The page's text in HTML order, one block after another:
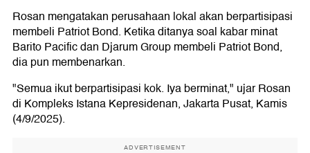
Rosan mengatakan perusahaan lokal akan berpartisipasi
membeli Patriot Bond. Ketika ditanya soal kabar minat
Barito Pacific dan Djarum Group membeli Patriot Bond,
dia pun membenarkan.
"Semua ikut berpartisipasi kok. Iya berminat," ujar Rosan
di Kompleks Istana Kepresidenan, Jakarta Pusat, Kamis
(4/9/2025).
ADVERTISEMENT